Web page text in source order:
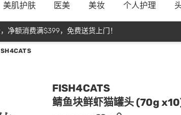
美肌护肤 医美 美妆 个人护理
净额消费满$399，免费送货上门！
FISH4CATS
鲭鱼块鲜虾猫罐头 (70g